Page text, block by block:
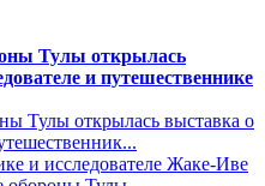
Тулы открылась
и путешественнике
Тулы открылась выставка о